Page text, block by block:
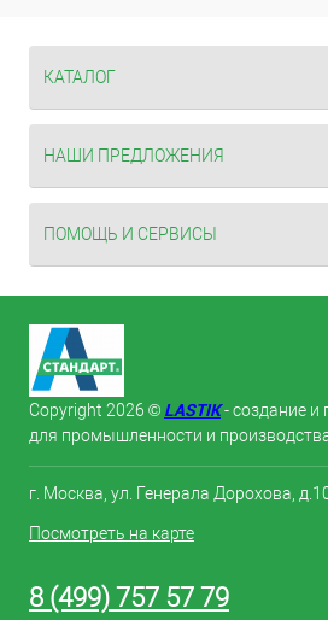
КАТАЛОГ
НАШИ ПРЕДЛОЖЕНИЯ
ПОМОЩЬ И СЕРВИСЫ
Copyright 2026 © LASTIK- создание и
для промышленности и
г. Москва, ул. Генерала Дорохова, д.10
Посмотреть на карте
8 (499) 757 57 79